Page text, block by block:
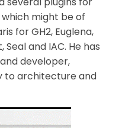
might be of
for GH2, Euglena,
and IAC. He has
developer,
to architecture and